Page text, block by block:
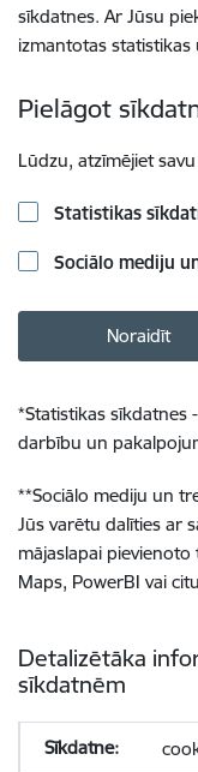
sīkdatnes. Ar Jūsu
izmantotas
Pielāgot
Lūdzu, atzīmējiet savu
Statistikas
Sociālo mediju
Noraidīt
*Statistikas sīkdatnes
darbību un
**Sociālo mediju un
Jūs varētu dalīties ar
mājaslapai
Maps, PowerBI vai
Detalizētāka
sīkdatnēm